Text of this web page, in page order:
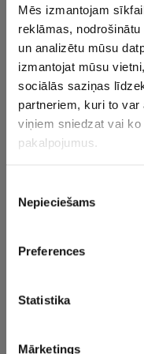
Mēs izmantojam
reklāmas,
un analizētu mūsu
izmantojat mūsu
sociālās saziņas
partneriem, kuri to
viņiem sniedzat vai
pakalpojumus.
izvēle
Nepieciešams
Preferences
Statistika
Mārketings
basketbola
“Spurs” pie viņa pat
šādi vienība atkal
organizācijām pasaulē.
Tāpat Stambulā
basketbola
vienā no Latvijas
“Viņš atgādināja to,
– aizsardzību.
svarīgi,” stāstīja
Latvijas izlase guva
čempionāta mačos.
ceturtdien būs cīņa ar